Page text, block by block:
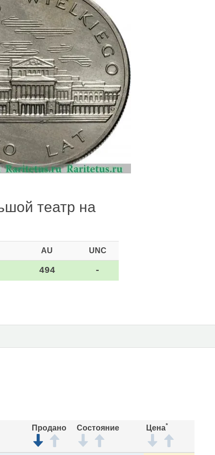
театр на
AU UNC
494 -
Продано Состояние Цена*